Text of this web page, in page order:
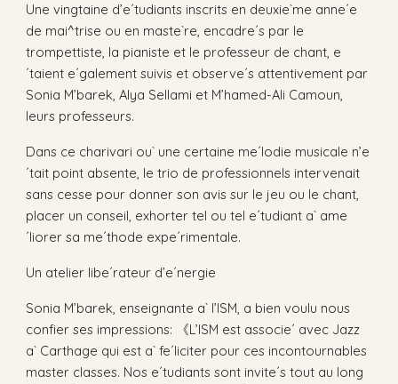
Une vingtaine d’e´tudiants inscrits en deuxie`me anne´e
de mai^trise ou en maste`re, encadre´s par le
trompettiste, la pianiste et le professeur de chant, e
´taient e´galement suivis et observe´s attentivement par
Sonia M’barek, Alya Sellami et M’hamed-Ali Camoun,
leurs professeurs.
Dans ce charivari ou` une certaine me´lodie musicale n’e
´tait point absente, le trio de professionnels intervenait
sans cesse pour donner son avis sur le jeu ou le chant,
placer un conseil, exhorter tel ou tel e´tudiant a` ame
´liorer sa me´thode expe´rimentale.
Un atelier libe´rateur d’e´nergie
Sonia M’barek, enseignante a` l’ISM, a bien voulu nous
confier ses impressions: 《L’ISM est associe´ avec Jazz
a` Carthage qui est a` fe´liciter pour ces incontournables
master classes. Nos e´tudiants sont invite´s tout au long